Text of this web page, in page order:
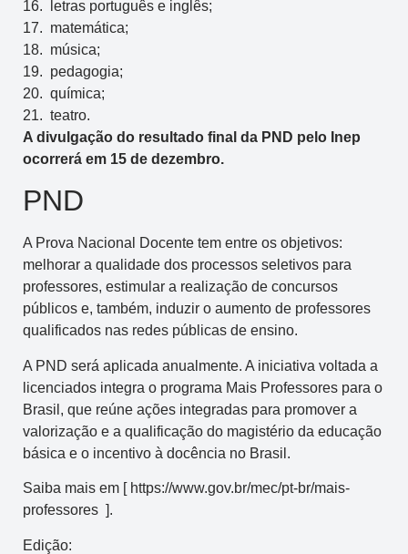
16. letras português e inglês;
17. matemática;
18. música;
19. pedagogia;
20. química;
21. teatro.
A divulgação do resultado final da PND pelo Inep
ocorrerá em 15 de dezembro.
PND
A Prova Nacional Docente tem entre os objetivos:
melhorar a qualidade dos processos seletivos para
professores, estimular a realização de concursos
públicos e, também, induzir o aumento de professores
qualificados nas redes públicas de ensino.
A PND será aplicada anualmente. A iniciativa voltada a
licenciados integra o programa Mais Professores para o
Brasil, que reúne ações integradas para promover a
valorização e a qualificação do magistério da educação
básica e o incentivo à docência no Brasil.
Saiba mais em [ https://www.gov.br/mec/pt-br/mais-
professores ].
Edição: